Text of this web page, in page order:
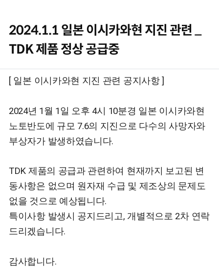
2024.1.1 일본 이시카와현 지진 관련 _
TDK 제품 정상 공급중
컨텐츠 정보
본문
[ 일본 이시카와현 지진 관련 공지사항 ]
2024년 1월 1일 오후 4시 10분경 일본 이시카와현
노토반도에 규모 7.6의 지진으로 다수의 사망자와
부상자가 발생하였습니다.
TDK 제품의 공급과 관련하여 현재까지 보고된 변
동사항은 없으며 원자재 수급 및 제조상의 문제도
없을 것으로 예상됩니다.
특이사항 발생시 공지드리고, 개별적으로 2차 연락
드리겠습니다.
감사합니다.